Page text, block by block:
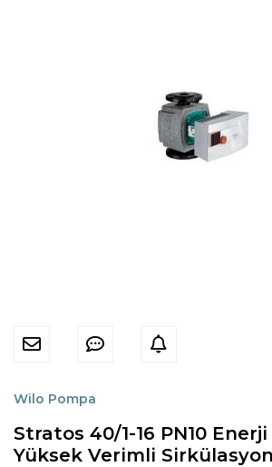
Wilo Pompa
Stratos 40/1-16 PN10
Yüksek Verimli